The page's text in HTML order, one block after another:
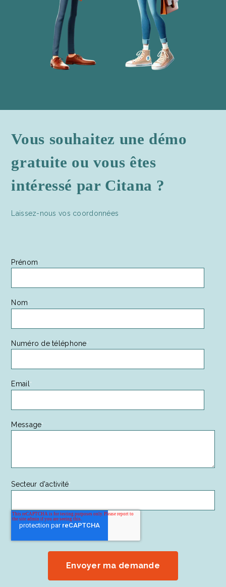
Vous souhaitez une démo
gratuite ou vous êtes
intéressé par Citana ?
Laissez-nous vos coordonnées
Prénom*
Nom*
Numéro de téléphone*
Email *
Message*
Secteur d'activité*